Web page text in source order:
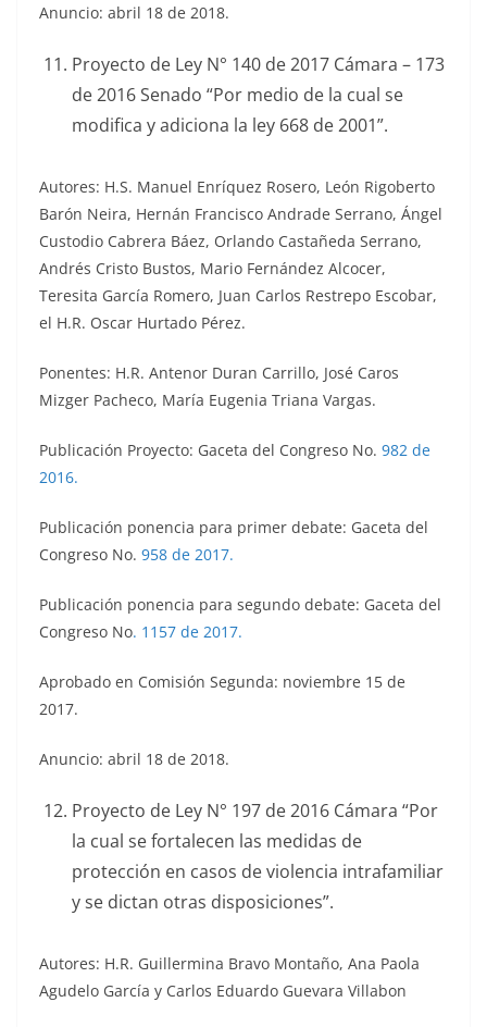
Anuncio: abril 18 de 2018.
Proyecto de Ley N° 140 de 2017 Cámara – 173
de 2016 Senado “Por medio de la cual se
modifica y adiciona la ley 668 de 2001”.
Autores: H.S. Manuel Enríquez Rosero, León Rigoberto
Barón Neira, Hernán Francisco Andrade Serrano, Ángel
Custodio Cabrera Báez, Orlando Castañeda Serrano,
Andrés Cristo Bustos, Mario Fernández Alcocer,
Teresita García Romero, Juan Carlos Restrepo Escobar,
el H.R. Oscar Hurtado Pérez.
Ponentes: H.R. Antenor Duran Carrillo, José Caros
Mizger Pacheco, María Eugenia Triana Vargas.
Publicación Proyecto: Gaceta del Congreso No. 982 de
2016.
Publicación ponencia para primer debate: Gaceta del
Congreso No. 958 de 2017.
Publicación ponencia para segundo debate: Gaceta del
Congreso No. 1157 de 2017.
Aprobado en Comisión Segunda: noviembre 15 de
2017.
Anuncio: abril 18 de 2018.
Proyecto de Ley N° 197 de 2016 Cámara “Por
la cual se fortalecen las medidas de
protección en casos de violencia intrafamiliar
y se dictan otras disposiciones”.
Autores: H.R. Guillermina Bravo Montaño, Ana Paola
Agudelo García y Carlos Eduardo Guevara Villabon